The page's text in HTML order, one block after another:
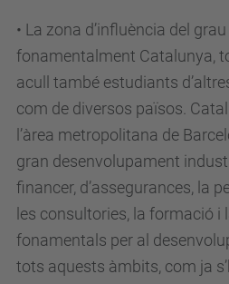
• La zona d’influència del
fonamentalment Catalunya,
acull també estudiants
com de diversos països.
l’àrea metropolitana de
gran desenvolupament
financer, d’assegurances, la
les consultories, la formació i
fonamentals per al
tots aquests àmbits, com ja